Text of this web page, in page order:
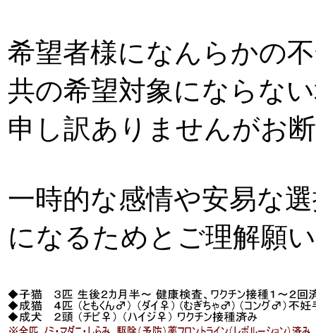
希望者様になんらかの
共の希望対象にならな
申し訳ありませんがお
一時的な感情や安易な
になるためとご理解願